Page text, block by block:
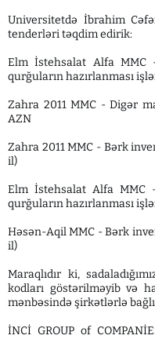
Universitetdə İbrahim
tenderləri təqdim edirik:
Elm İstehsalat Alfa
qurğuların hazırlanması
Zahra 2011 MMC - Digər
AZN
Zahra 2011 MMC - Bərk
il)
Elm İstehsalat Alfa
qurğuların hazırlanması
Həsən-Aqil MMC - Bərk
il)
Maraqlıdır ki,
kodları göstərilməyib və
mənbəsində şirkətlərlə
İNCİ GROUP of